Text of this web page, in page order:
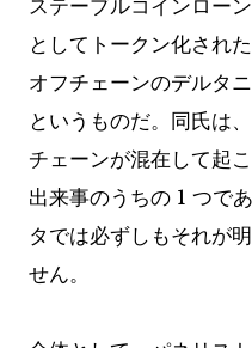
ステーブルコインロー
としてトークン化され
オフチェーンのデルタ
というものだ。同氏は
チェーンが混在して起
出来事のうちの 1 つで
タでは必ずしもそれが
せん。